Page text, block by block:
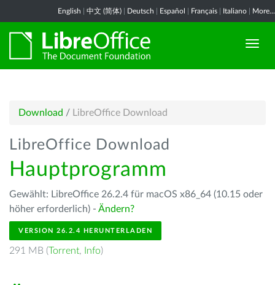
English 中文 (简体) Deutsch Español Français Italiano More...
Download / LibreOffice Download
LibreOffice Download
Hauptprogramm
Gewählt: LibreOffice 26.2.4 für macOS x86_64 (10.15 oder
höher erforderlich) - Ändern?
VERSION 26.2.4 HERUNTERLADEN
291 MB (Torrent, Info)